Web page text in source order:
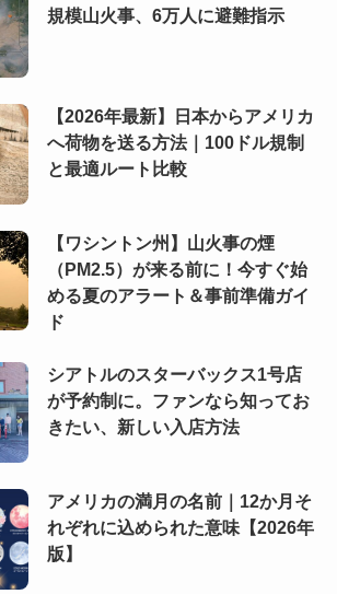
規模山火事、6万人に避難指示
【2026年最新】日本からアメリカ
へ荷物を送る方法｜100ドル規制
と最適ルート比較
【ワシントン州】山火事の煙
（PM2.5）が来る前に！今すぐ始
める夏のアラート＆事前準備ガイ
ド
シアトルのスターバックス1号店
が予約制に。ファンなら知ってお
きたい、新しい入店方法
アメリカの満月の名前｜12か月そ
れぞれに込められた意味【2026年
版】